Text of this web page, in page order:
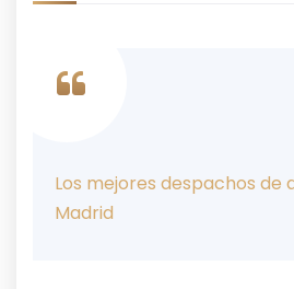
Los mejores despachos de
Madrid